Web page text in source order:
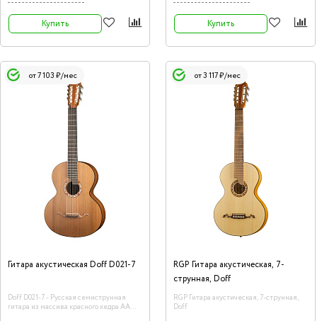
Купить Купить
от 7 103 ₽/мес
Гитара акустическая Doff D021-7
Doff D021-7 - Русская семиструнная
гитара из массива красного кедра АА
от 3 117 ₽/мес
RGP Гитара акустическая, 7-
струнная, Doff
RGP Гитара акустическая, 7-струнная,
Doff